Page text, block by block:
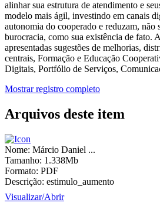
alinhar sua estrutura de atendimento e
modelo mais ágil, investindo em canais
autonomia do cooperado e reduzam, não
burocracia, como sua existência de fato.
apresentadas sugestões de melhorias,
centrais, Formação e Educação
Digitais, Portfólio de Serviços,
Mostrar registro completo
Arquivos deste item
Nome: Márcio Daniel ...
Tamanho: 1.338Mb
Formato: PDF
Descrição: estimulo_aumento
Visualizar/Abrir